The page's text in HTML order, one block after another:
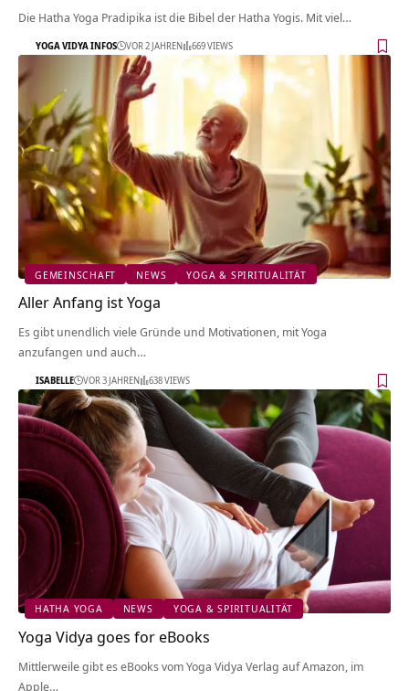
Die Hatha Yoga Pradipika ist die Bibel der Hatha Yogis. Mit viel…
YOGA VIDYA INFOS VOR 2 JAHREN 669 VIEWS
GEMEINSCHAFT NEWS YOGA & SPIRITUALITÄT
Aller Anfang ist Yoga
Es gibt unendlich viele Gründe und Motivationen, mit Yoga
anzufangen und auch…
ISABELLE VOR 3 JAHREN 638 VIEWS
HATHA YOGA NEWS YOGA & SPIRITUALITÄT
Yoga Vidya goes for eBooks
Mittlerweile gibt es eBooks vom Yoga Vidya Verlag auf Amazon, im
Apple…